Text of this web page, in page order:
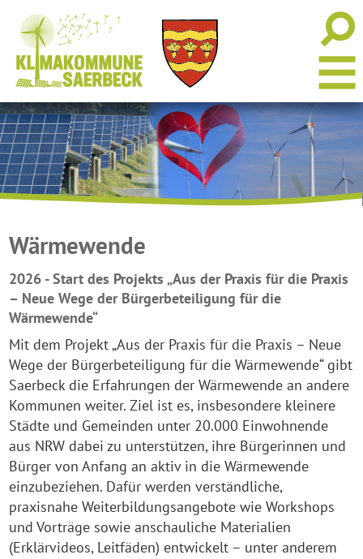
Wärmewende
2026 - Start des Projekts „Aus der Praxis für die Praxis
– Neue Wege der Bürgerbeteiligung für die
Wärmewende“
Mit dem Projekt „Aus der Praxis für die Praxis – Neue
Wege der Bürgerbeteiligung für die Wärmewende“ gibt
Saerbeck die Erfahrungen der Wärmewende an andere
Kommunen weiter. Ziel ist es, insbesondere kleinere
Städte und Gemeinden unter 20.000 Einwohnende
aus NRW dabei zu unterstützen, ihre Bürgerinnen und
Bürger von Anfang an aktiv in die Wärmewende
einzubeziehen. Dafür werden verständliche,
praxisnahe Weiterbildungsangebote wie Workshops
und Vorträge sowie anschauliche Materialien
(Erklärvideos, Leitfäden) entwickelt – unter anderem